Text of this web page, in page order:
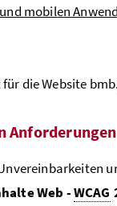
mobilen
die Website
Anforderungen
Web -WCAG